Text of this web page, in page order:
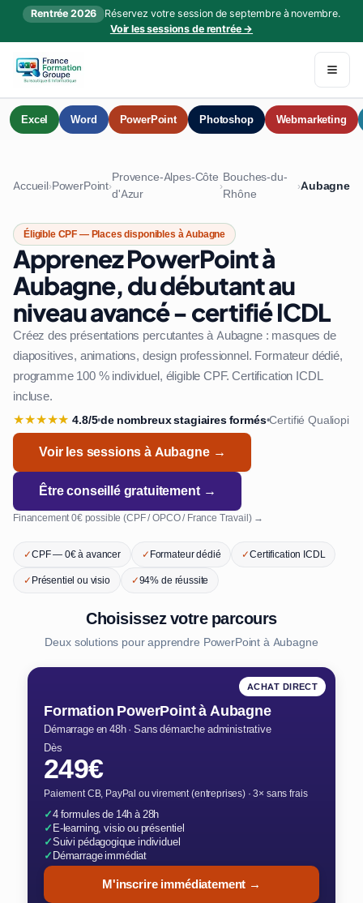
Rentrée 2026
Réservez votre session de septembre à novembre.
Voir les sessions de rentrée →
Excel Word PowerPoint Photoshop Webmarketing
Accueil›PowerPoint›
Provence-Alpes-Côte
d'Azur
›
Bouches-du-
Rhône
›Aubagne
Éligible CPF — Places disponibles à Aubagne
Apprenez PowerPoint à
Aubagne, du débutant au
niveau avancé - certifié ICDL
Créez des présentations percutantes à Aubagne : masques de
diapositives, animations, design professionnel. Formateur dédié,
programme 100 % individuel, éligible CPF. Certification ICDL
incluse.
★★★★★ 4.8/5•de nombreux stagiaires formés•Certifié Qualiopi
Voir les sessions à Aubagne →
Être conseillé gratuitement →
Financement 0€ possible (CPF / OPCO / France Travail) →
✓CPF — 0€ à avancer ✓Formateur dédié ✓Certification ICDL
✓Présentiel ou visio ✓94% de réussite
Choisissez votre parcours
Deux solutions pour apprendre PowerPoint à Aubagne
ACHAT DIRECT
Formation PowerPoint à Aubagne
Démarrage en 48h · Sans démarche administrative
Dès
249€
Paiement CB, PayPal ou virement (entreprises) · 3× sans frais
✓4 formules de 14h à 28h
✓E-learning, visio ou présentiel
✓Suivi pédagogique individuel
✓Démarrage immédiat
M'inscrire immédiatement →